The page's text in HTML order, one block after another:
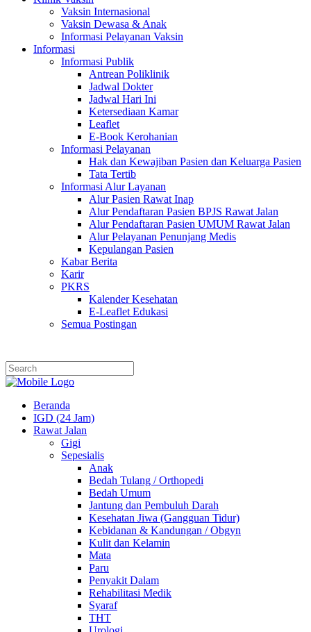
Vaksin Internasional
Vaksin Dewasa & Anak
Informasi Pelayanan Vaksin
Informasi
Informasi Publik
Antrean Poliklinik
Jadwal Dokter
Jadwal Hari Ini
Ketersediaan Kamar
Leaflet
E-Book Kerohanian
Informasi Pelayanan
Hak dan Kewajiban Pasien dan Keluarga Pasien
Tata Tertib
Informasi Alur Layanan
Alur Pasien Rawat Inap
Alur Pendaftaran Pasien BPJS Rawat Jalan
Alur Pendaftaran Pasien UMUM Rawat Jalan
Alur Pelayanan Penunjang Medis
Kepulangan Pasien
Kabar Berita
Karir
PKRS
Kalender Kesehatan
E-Leaflet Edukasi
Semua Postingan
Beranda
IGD (24 Jam)
Rawat Jalan
Gigi
Sepesialis
Anak
Bedah Tulang / Orthopedi
Bedah Umum
Jantung dan Pembuluh Darah
Kesehatan Jiwa (Gangguan Tidur)
Kebidanan & Kandungan / Obgyn
Kulit dan Kelamin
Mata
Paru
Penyakit Dalam
Rehabilitasi Medik
Syaraf
THT